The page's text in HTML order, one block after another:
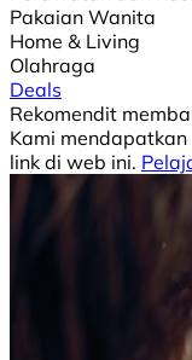
Pakaian Wanita
Home & Living
Olahraga
Deals
Rekomendit
Kami
link di web ini.